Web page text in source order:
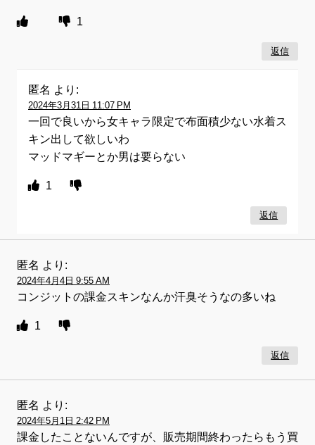
1
返信
匿名 より:
2024年3月31日 11:07 PM
一回で良いから女キャラ限定で布面積少ない水着ス
キン出して欲しいわ
マッドマギーとか男は要らない
1
返信
匿名 より:
2024年4月4日 9:55 AM
コンジットの課金スキンなんか汗臭そうなの多いね
1
返信
匿名 より:
2024年5月1日 2:42 PM
課金したことないんですが、販売期間終わったらもう買